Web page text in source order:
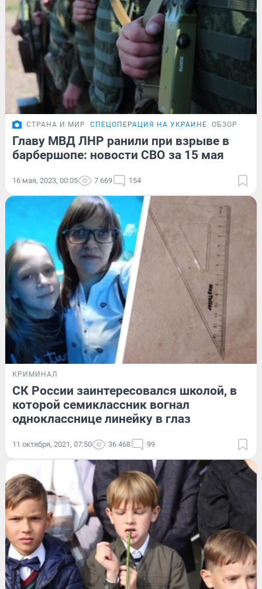
СТРАНА И МИР СПЕЦОПЕРАЦИЯ НА УКРАИНЕ ОБЗОР
Главу МВД ЛНР ранили при взрыве в
барбершопе: новости СВО за 15 мая
16 мая, 2023, 00:05 7 669 154
КРИМИНАЛ
СК России заинтересовался школой, в
которой семиклассник вогнал
однокласснице линейку в глаз
11 октября, 2021, 07:50 36 468 99